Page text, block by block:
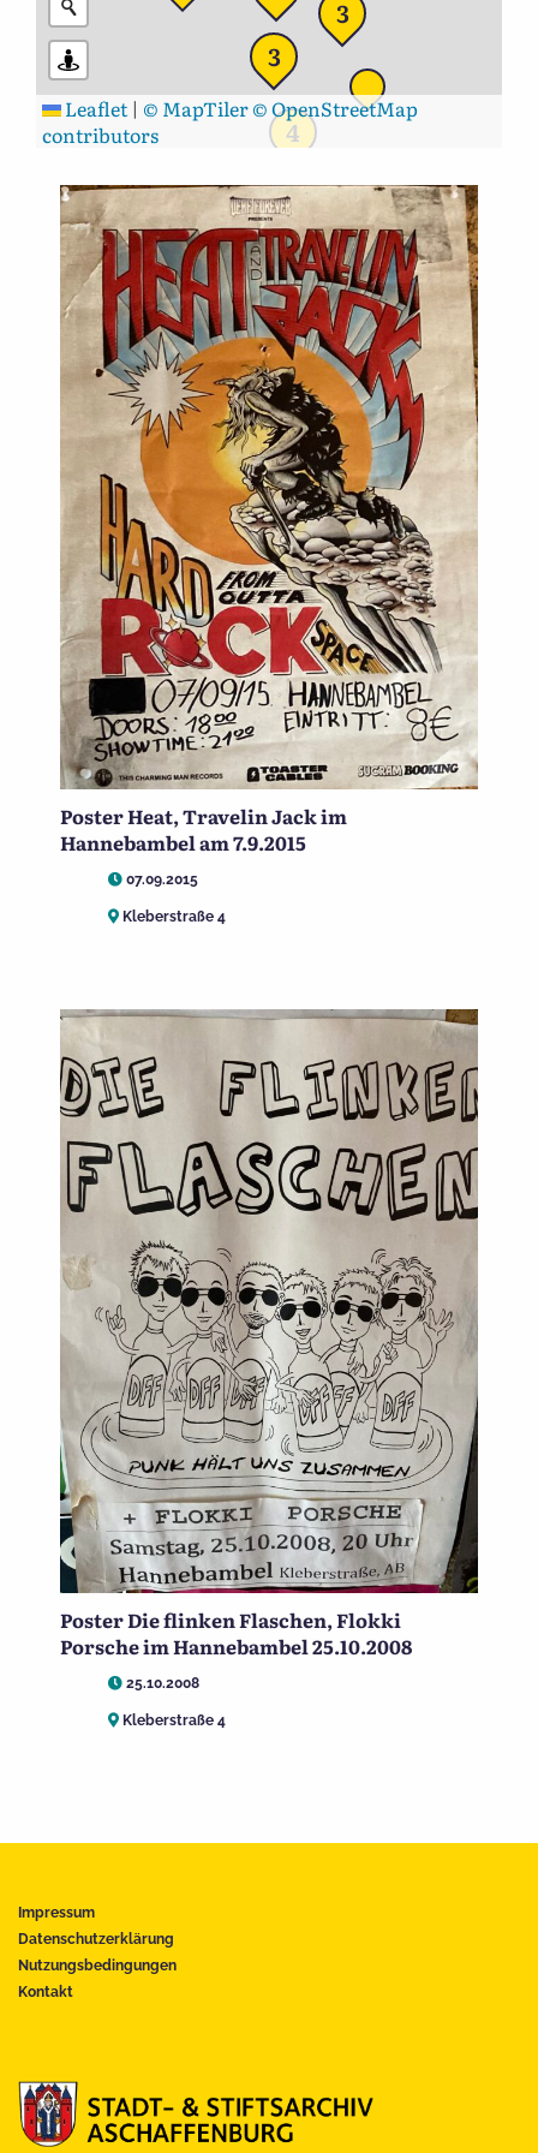
3
4
3
Leaflet | © MapTiler© OpenStreetMap
contributors
Poster Heat, Travelin Jack im
Hannebambel am 7.9.2015
07.09.2015
Kleberstraße 4
Poster Die flinken Flaschen, Flokki
Porsche im Hannebambel 25.10.2008
25.10.2008
Kleberstraße 4
Impressum
Datenschutzerklärung
Nutzungsbedingungen
Kontakt